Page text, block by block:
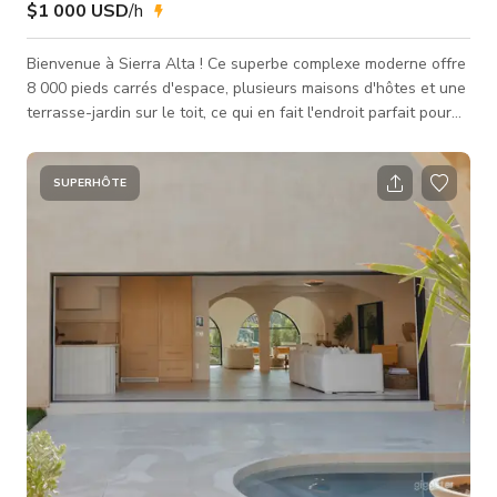
$1 000 USD/h
Bienvenue à Sierra Alta ! Ce superbe complexe moderne offre
8 000 pieds carrés d'espace, plusieurs maisons d'hôtes et une
terrasse-jardin sur le toit, ce qui en fait l'endroit parfait pour
rassemblement intime ! Assurez-vous de réserver dès
aujourd'hui tant que ce TARIF PROMOTIONNEL est en vigueur
Des pièces supplémentaires peuvent être mises à disposition
SUPERHÔTE